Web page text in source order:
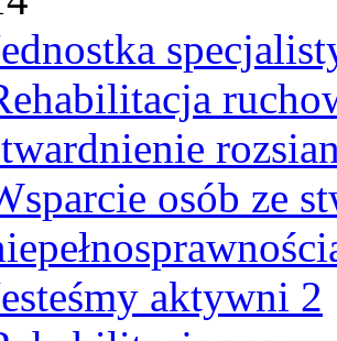
osób ze
aktywni 2